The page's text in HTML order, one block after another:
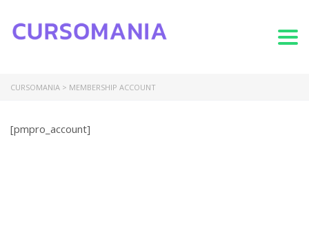
CURSOMANIA > MEMBERSHIP ACCOUNT
[pmpro_account]